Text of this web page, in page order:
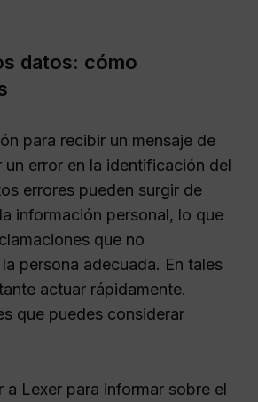
datos: cómo
para recibir un mensaje de
un error en la identificación del
errores pueden surgir de
información personal, lo que
que no
persona adecuada. En tales
actuar rápidamente.
que puedes considerar
a Lexer para informar sobre el